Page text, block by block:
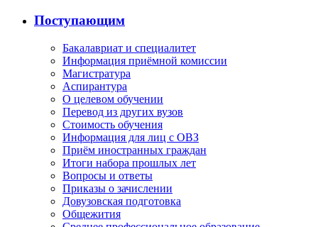
Поступающим
Бакалавриат и специалитет
Информация приёмной комиссии
Магистратура
Аспирантура
О целевом обучении
Перевод из других вузов
Стоимость обучения
Информация для лиц с ОВЗ
Приём иностранных граждан
Итоги набора прошлых лет
Вопросы и ответы
Приказы о зачислении
Довузовская подготовка
Общежития